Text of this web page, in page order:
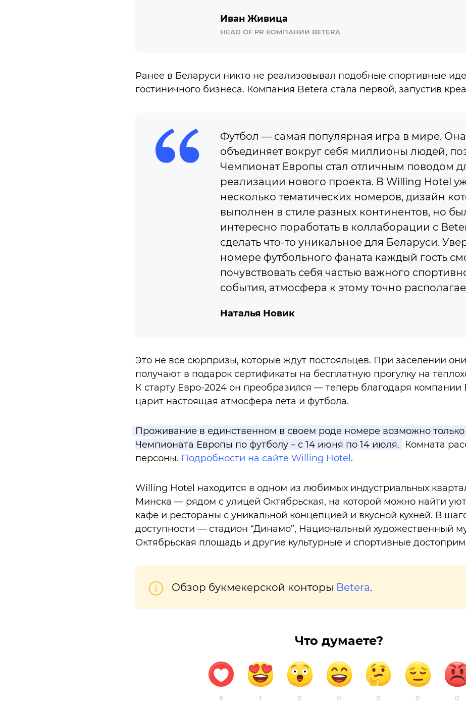
Иван Живица
HEAD OF PR КОМПАНИИ BETERA
Ранее в Беларуси никто не реализовывал подобные спортивные
гостиничного бизнеса. Компания Betera стала первой, запустив
Футбол — самая популярная игра в мире. Она
объединяет вокруг себя миллионы людей,
Чемпионат Европы стал отличным поводом
реализации нового проекта. В Willing Hotel
несколько тематических номеров, дизайн
выполнен в стиле разных континентов, но
интересно поработать в коллаборации с
сделать что-то уникальное для Беларуси.
номере футбольного фаната каждый гость
почувствовать себя частью важного
события, атмосфера к этому точно
Наталья Новик
Это не все сюрпризы, которые ждут постояльцев. При заселении
получают в подарок сертификаты на бесплатную прогулку на
К старту Евро-2024 он преобразился — теперь благодаря компании
царит настоящая атмосфера лета и футбола.
Проживание в единственном в своем роде номере возможно
Чемпионата Европы по футболу – с 14 июня по 14 июля.
Комната
персоны. Подробности на сайте Willing Hotel .
Willing Hotel находится в одном из любимых индустриальных
Минска — рядом с улицей Октябрьская, на которой можно найти
кафе и рестораны с уникальной концепцией и вкусной кухней. В
доступности — стадион “Динамо”, Национальный художественный
Октябрьская площадь и другие культурные и спортивные
Обзор букмекерской конторы Betera.
Что думаете?
6 1 0 0 0 0 0